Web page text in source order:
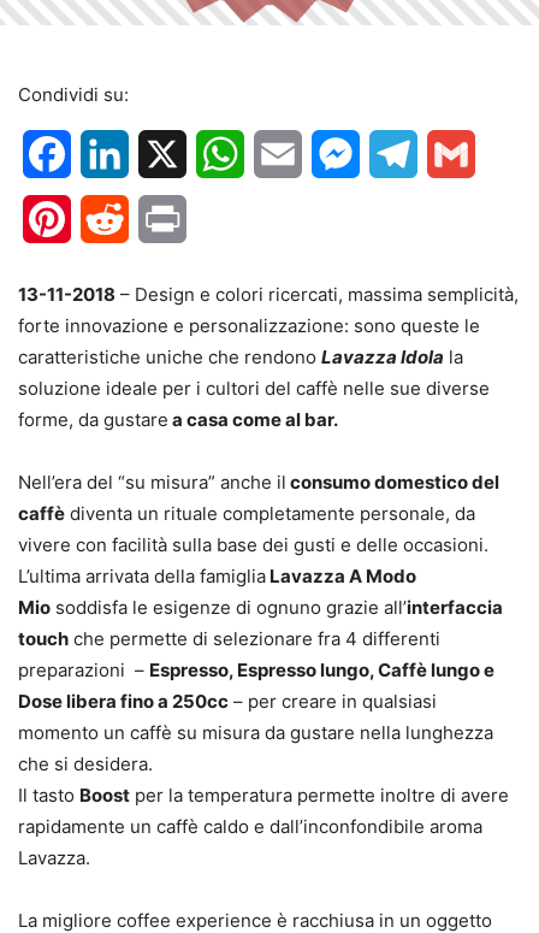
Condividi su:
FacebookLinkedIn WhatsApp
Email MessengerTelegram
PinterestReddit
13-11-2018 – Design e colori ricercati, massima semplicità,
forte innovazione e personalizzazione: sono queste le
caratteristiche uniche che rendono Lavazza Idola la
soluzione ideale per i cultori del caffè nelle sue diverse
forme, da gustare a casa come al bar.
Nell’era del “su misura” anche il consumo domestico del
caffè diventa un rituale completamente personale, da
vivere con facilità sulla base dei gusti e delle occasioni.
L’ultima arrivata della famiglia Lavazza A Modo
Mio soddisfa le esigenze di ognuno grazie all’interfaccia
touch che permette di selezionare fra 4 differenti
preparazioni – Espresso, Espresso lungo, Caffè lungo e
Dose libera fino a 250cc – per creare in qualsiasi
momento un caffè su misura da gustare nella lunghezza
che si desidera.
Il tasto Boost per la temperatura permette inoltre di avere
rapidamente un caffè caldo e dall’inconfondibile aroma
Lavazza.
La migliore coffee experience è racchiusa in un oggetto